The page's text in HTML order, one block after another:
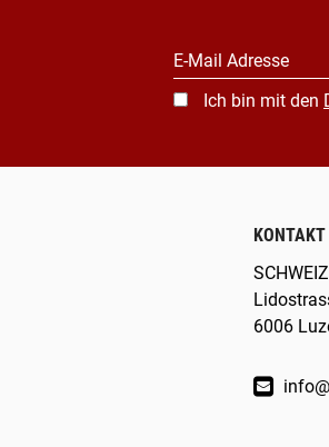
E-Mail Adresse
Ich bin mit den
KONTAKT
6006